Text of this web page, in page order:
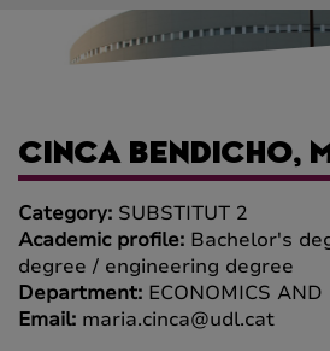
CINCA BENDICHO,
Category: SUBSTITUT 2
Academic profile: Bachelor's
degree / engineering degree
Department: ECONOMICS AND
Email: maria.cinca@udl.cat